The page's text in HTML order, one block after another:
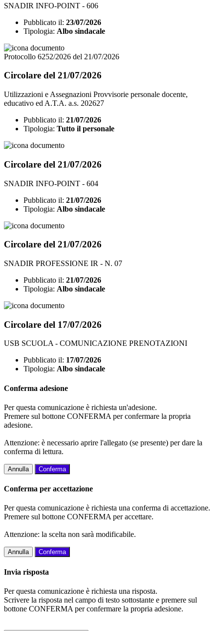
SNADIR INFO-POINT - 606
Pubblicato il: 23/07/2026
Tipologia: Albo sindacale
Protocollo 6252/2026 del 21/07/2026
Circolare del 21/07/2026
Utilizzazioni e Assegnazioni Provvisorie personale docente,
educativo ed A.T.A. a.s. 202627
Pubblicato il: 21/07/2026
Tipologia: Tutto il personale
Circolare del 21/07/2026
SNADIR INFO-POINT - 604
Pubblicato il: 21/07/2026
Tipologia: Albo sindacale
Circolare del 21/07/2026
SNADIR PROFESSIONE IR - N. 07
Pubblicato il: 21/07/2026
Tipologia: Albo sindacale
Circolare del 17/07/2026
USB SCUOLA - COMUNICAZIONE PRENOTAZIONI
Pubblicato il: 17/07/2026
Tipologia: Albo sindacale
Conferma adesione
Per questa comunicazione è richiesta un'adesione.
Premere sul bottone CONFERMA per confermare la propria
adesione.
Attenzione: è necessario aprire l'allegato (se presente) per dare la
conferma di lettura.
Annulla Conferma
Conferma per accettazione
Per questa comunicazione è richiesta una conferma di accettazione.
Premere sul bottone CONFERMA per accettare.
Attenzione: la scelta non sarà modificabile.
Annulla Conferma
Invia risposta
Per questa comunicazione è richiesta una risposta.
Scrivere la risposta nel campo di testo sottostante e premere sul
bottone CONFERMA per confermare la propria adesione.